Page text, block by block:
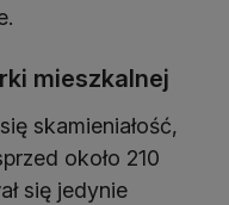
mieszkalnej
skamieniałość,
około 210
się jedynie